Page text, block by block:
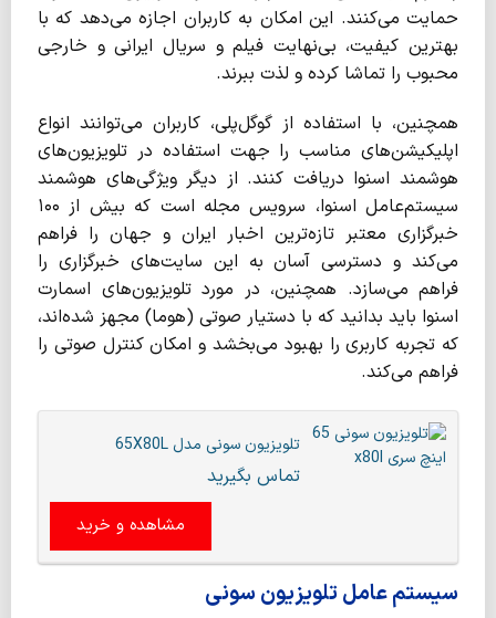
حمایت می‌کنند. این امکان به کاربران اجازه می‌دهد که با
بهترین کیفیت، بی‌نهایت فیلم و سریال ایرانی و خارجی
محبوب را تماشا کرده و لذت ببرند.
همچنین، با استفاده از گوگل‌پلی، کاربران می‌توانند انواع
اپلیکیشن‌های مناسب را جهت استفاده در تلویزیون‌های
هوشمند اسنوا دریافت کنند. از دیگر ویژگی‌های هوشمند
سیستم‌عامل اسنوا، سرویس مجله است که بیش از ۱۰۰
خبرگزاری معتبر تازه‌ترین اخبار ایران و جهان را فراهم
می‌کند و دسترسی آسان به این سایت‌های خبرگزاری را
فراهم می‌سازد. همچنین، در مورد تلویزیون‌های اسمارت
اسنوا باید بدانید که با دستیار صوتی (هوما) مجهز شده‌اند،
که تجربه کاربری را بهبود می‌بخشد و امکان کنترل صوتی را
فراهم می‌کند.
تلویزیون سونی مدل 65X80L
تماس بگیرید
مشاهده و خرید
سیستم‌ عامل تلویزیون سونی